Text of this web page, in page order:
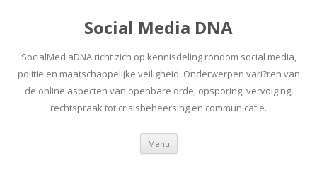
Social Media DNA
SocialMediaDNA richt zich op kennisdeling rondom social media,
politie en maatschappelijke veiligheid. Onderwerpen vari?ren van
de online aspecten van openbare orde, opsporing, vervolging,
rechtspraak tot crisisbeheersing en communicatie.
Menu Spring
inhoud